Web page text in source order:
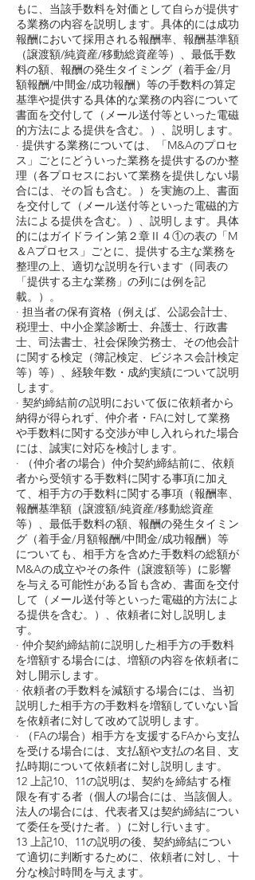
もに、当該手数料を対価として自らが提供す
る業務の内容を説明します。具体的には成功
報酬において採用される報酬率、報酬基準額
（譲渡額/純資産/移動総資産等）、最低手数
料の額、報酬の発生タイミング（着手金/月
額報酬/中間金/成功報酬）等の手数料の算定
基準や提供する具体的な業務の内容について
書面を交付して（メール送付等といった電磁
的方法による提供を含む。）、説明します。
· 提供する業務については、「M&Aのプロセ
ス」ごとにどういった業務を提供するのか整
理（各プロセスにおいて業務を提供しない場
合には、その旨も含む。）を実施の上、書面
を交付して（メール送付等といった電磁的方
法による提供を含む。）、説明します。具体
的にはガイドライン第２章Ⅱ４①の表の「M
＆Aプロセス」ごとに、提供する主な業務を
整理の上、適切な説明を行います（同表の
「提供する主な業務」の列には例を記
載。）。
· 担当者の保有資格（例えば、公認会計士、
税理士、中小企業診断士、弁護士、行政書
士、司法書士、社会保険労務士、その他会計
に関する検定（簿記検定、ビジネス会計検定
等）等）、経験年数・成約実績について説明
します。
· 契約締結前の説明において仮に依頼者から
納得が得られず、仲介者・FAに対して業務
や手数料に関する交渉が申し入れられた場合
には、誠実に対応を検討します。
· （仲介者の場合）仲介契約締結前に、依頼
者から受領する手数料に関する事項に加え
て、相手方の手数料に関する事項（報酬率、
報酬基準額（譲渡額/純資産/移動総資産
等）、最低手数料の額、報酬の発生タイミン
グ（着手金/月額報酬/中間金/成功報酬）等
についても、相手方を含めた手数料の総額が
M&Aの成立やその条件（譲渡額等）に影響
を与える可能性がある旨も含め、書面を交付
して（メール送付等といった電磁的方法によ
る提供を含む。）、依頼者に対し説明しま
す。
· 仲介契約締結前に説明した相手方の手数料
を増額する場合には、増額の内容を依頼者に
対し開示します。
· 依頼者の手数料を減額する場合には、当初
説明した相手方の手数料を増額していない旨
を依頼者に対して改めて説明します。
· （FAの場合）相手方を支援するFAから支払
を受ける場合には、支払額や支払の名目、支
払時期について依頼者に対し説明します。
12 上記10、11の説明は、契約を締結する権
限を有する者（個人の場合には、当該個人。
法人の場合には、代表者又は契約締結につい
て委任を受けた者。）に対し行います。
13 上記10、11の説明の後、契約締結につい
て適切に判断するために、依頼者に対し、十
分な検討時間を与えます。